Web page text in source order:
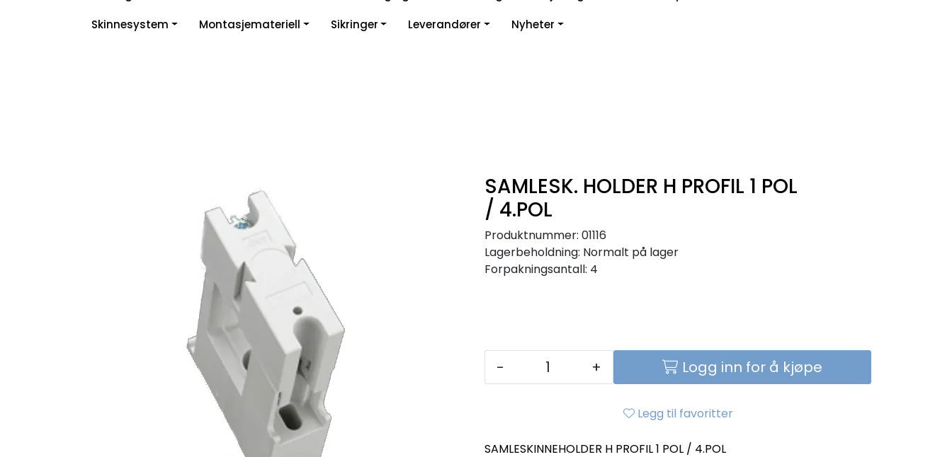
Skinnesystem
Montasjemateriell Sikringer Leverandører Nyheter
SAMLESK. HOLDER H PROFIL 1 POL
/ 4.POL
Produktnummer: 01116
Lagerbeholdning: Normalt på lager
Forpakningsantall: 4
- + Logg inn for å kjøpe
Legg til favoritter
SAMLESKINNEHOLDER H PROFIL 1 POL / 4.POL